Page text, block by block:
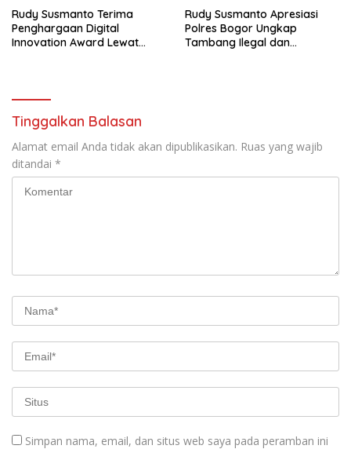
Rudy Susmanto Terima
Penghargaan Digital
Innovation Award Lewat
Rudy Susmanto Apresiasi
Polres Bogor Ungkap
Tambang Ilegal dan
Tinggalkan Balasan
Alamat email Anda tidak akan dipublikasikan. Ruas yang wajib
ditandai *
Simpan nama, email, dan situs web saya pada peramban ini